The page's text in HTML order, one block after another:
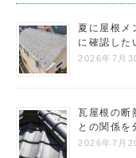
夏に屋根メ
に確認した
2026年7月
瓦屋根の断
との関係を
2026年7月